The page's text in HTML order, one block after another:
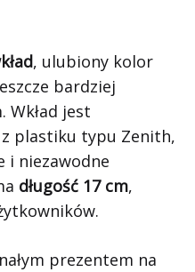
, ulubiony kolor
bardziej
Wkład jest
plastiku typu Zenith,
i niezawodne
długość 17 cm,
prezentem na